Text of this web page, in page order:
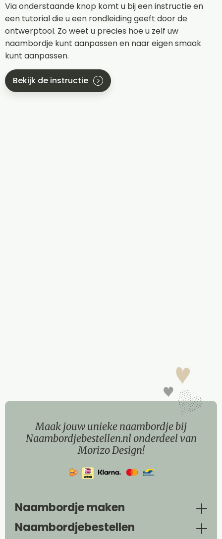
Via onderstaande knop komt u bij een instructie en
een tutorial die u een rondleiding geeft door de
ontwerptool. Zo weet u precies hoe u zelf uw
naambordje kunt aanpassen en naar eigen smaak
kunt aanpassen.
Bekijk de instructie
Maak jouw unieke naambordje bij
Naambordjebestellen.nl onderdeel van
Morizo Design!
Naambordje maken
Naambordjebestellen